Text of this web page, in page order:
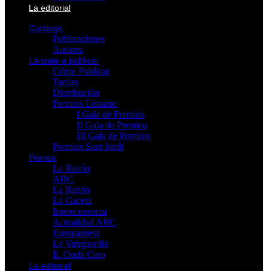
La editorial
Catálogo
Publicaciones
Autores
Lánzate a publicar
Cómo Publicar
Tarifas
Distribución
Premios Letrame
I Gala de Premios
II Gala de Premios
III Gala de Premios
Premios Sant Jordi
Prensa
La Razón
ABC
La Razón
La Gaceta
Intereconomia
Actualidad ABC
Europapress
La Vanguardia
E. Onda Cero
La editorial